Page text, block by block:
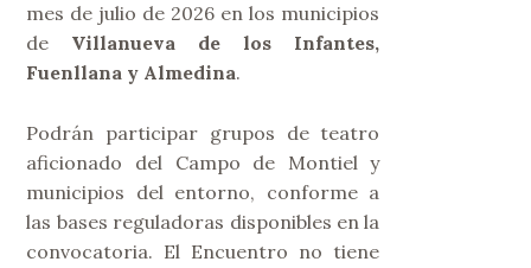
mes de julio de 2026 en los municipios
de Villanueva de los Infantes,
Fuenllana y Almedina.
Podrán participar grupos de teatro
aficionado del Campo de Montiel y
municipios del entorno, conforme a
las bases reguladoras disponibles en la
convocatoria. El Encuentro no tiene